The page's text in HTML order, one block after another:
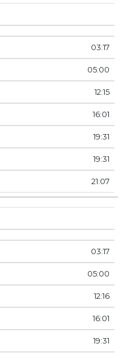
03:17
05:00
12:15
16:01
19:31
19:31
21:07
03:17
05:00
12:16
16:01
19:31